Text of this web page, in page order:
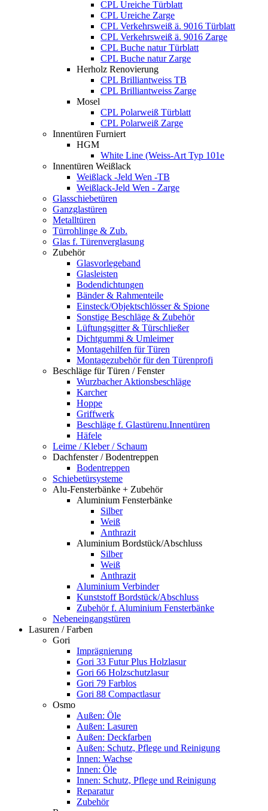
CPL Ureiche Türblatt
CPL Ureiche Zarge
CPL Verkehrsweiß ä. 9016 Türblatt
CPL Verkehrsweiß ä. 9016 Zarge
CPL Buche natur Türblatt
CPL Buche natur Zarge
Herholz Renovierung
CPL Brilliantweiss TB
CPL Brilliantweiss Zarge
Mosel
CPL Polarweiß Türblatt
CPL Polarweiß Zarge
Innentüren Furniert
HGM
White Line (Weiss-Art Typ 101e
Innentüren Weißlack
Weißlack -Jeld Wen -TB
Weißlack-Jeld Wen - Zarge
Glasschiebetüren
Ganzglastüren
Metalltüren
Türrohlinge & Zub.
Glas f. Türenverglasung
Zubehör
Glasvorlegeband
Glasleisten
Bodendichtungen
Bänder & Rahmenteile
Einsteck/Objektschlösser & Spione
Sonstige Beschläge & Zubehör
Lüftungsgitter & Türschließer
Dichtgummi & Umleimer
Montagehilfen für Türen
Montagezubehör für den Türenprofi
Beschläge für Türen / Fenster
Wurzbacher Aktionsbeschläge
Karcher
Hoppe
Griffwerk
Beschläge f. Glastürenu.Innentüren
Häfele
Leime / Kleber / Schaum
Dachfenster / Bodentreppen
Bodentreppen
Schiebetürsysteme
Alu-Fensterbänke + Zubehör
Aluminium Fensterbänke
Silber
Weiß
Anthrazit
Aluminium Bordstück/Abschluss
Silber
Weiß
Anthrazit
Aluminium Verbinder
Kunststoff Bordstück/Abschluss
Zubehör f. Aluminium Fensterbänke
Nebeneingangstüren
Lasuren / Farben
Gori
Imprägnierung
Gori 33 Futur Plus Holzlasur
Gori 66 Holzschutzlasur
Gori 79 Farblos
Gori 88 Compactlasur
Osmo
Außen: Öle
Außen: Lasuren
Außen: Deckfarben
Außen: Schutz, Pflege und Reinigung
Innen: Wachse
Innen: Öle
Innen: Schutz, Pflege und Reinigung
Reparatur
Zubehör